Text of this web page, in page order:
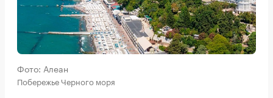
Фото: Алеан
Побережье Черного моря